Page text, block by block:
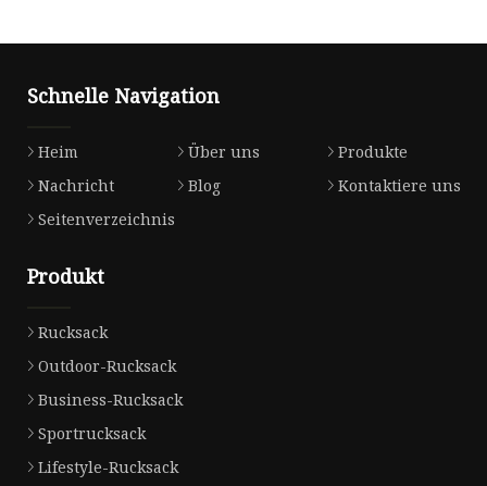
Schnelle Navigation
Heim Über uns
Produkte
Nachricht
Blog
Kontaktiere uns
Seitenverzeichnis
Produkt
Rucksack
Outdoor-Rucksack
Business-Rucksack
Sportrucksack
Lifestyle-Rucksack